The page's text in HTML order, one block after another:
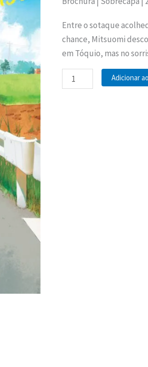
Entre o sotaque
chance, Mitsuomi
em Tóquio, mas no
único)
quantidade
Adicionar